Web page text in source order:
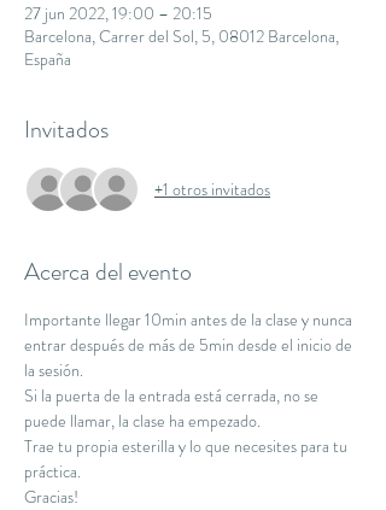
27 jun 2022, 19:00 – 20:15
Barcelona, Carrer del Sol, 5, 08012 Barcelona,
España
Invitados
+1 otros invitados
Acerca del evento
Importante llegar 10min antes de la clase y nunca
entrar después de más de 5min desde el inicio de
la sesión.
Si la puerta de la entrada está cerrada, no se
puede llamar, la clase ha empezado.
Trae tu propia esterilla y lo que necesites para tu
práctica.
Gracias!